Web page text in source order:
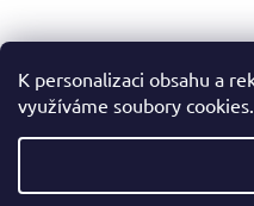
K personalizaci obsahu a
využíváme soubory